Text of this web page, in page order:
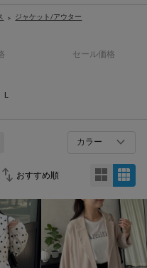
ジャケット/アウター
セール価格
L
カラー